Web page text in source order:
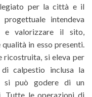
per la città e il
intendeva
e valorizzare il sito,
in esso presenti.
ricostruita, si eleva per
calpestio inclusa la
si può godere di un
Tutte le operazioni di